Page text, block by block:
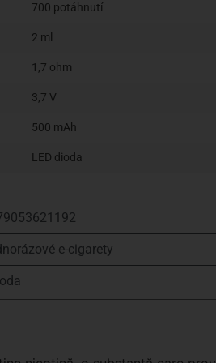
700 potáhnutí
2 ml
1,7 ohm
3,7 V
500 mAh
LED dioda
e-cigarety